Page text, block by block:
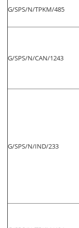
G/SPS/N/TPKM/485
G/SPS/N/CAN/1243
G/SPS/N/IND/233